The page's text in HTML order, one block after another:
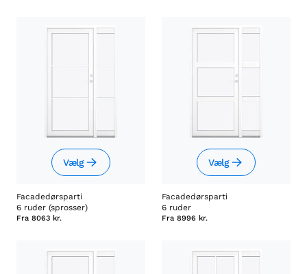
Vælg
Facadedørsparti
6 ruder (sprosser)
Fra 8063 kr.
Vælg
Facadedørsparti
6 ruder
Fra 8996 kr.